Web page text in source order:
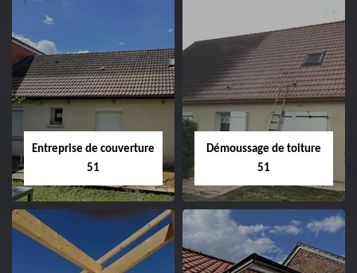
Entreprise de couverture
51
Démoussage de toiture
51